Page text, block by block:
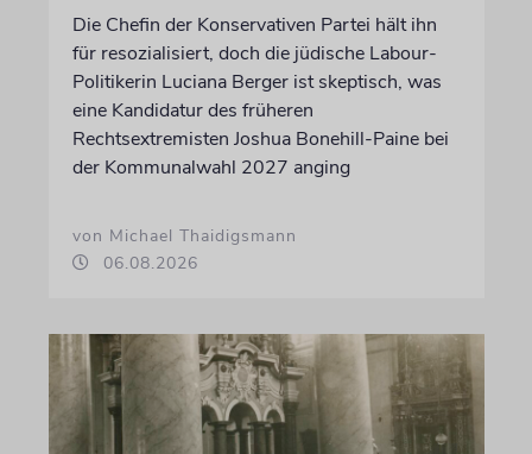
Die Chefin der Konservativen Partei hält ihn
für resozialisiert, doch die jüdische Labour-
Politikerin Luciana Berger ist skeptisch, was
eine Kandidatur des früheren
Rechtsextremisten Joshua Bonehill-Paine bei
der Kommunalwahl 2027 anging
von Michael Thaidigsmann
06.08.2026